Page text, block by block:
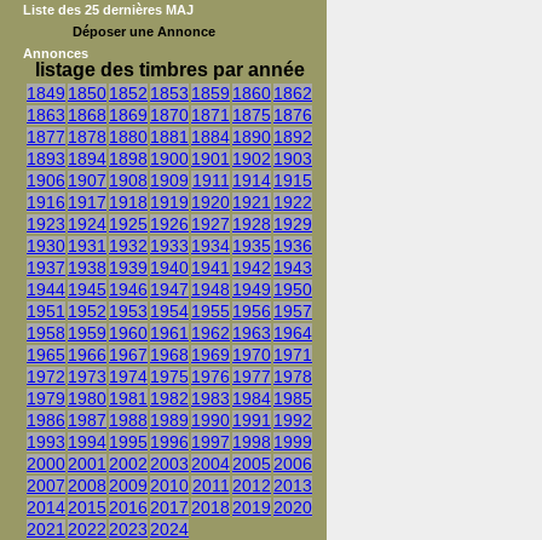
Liste des 25 dernières MAJ
Déposer une Annonce
Annonces
listage des timbres par année
1849 18501852 1853 1859 18601862
1863 1868 1869 18701871 1875 1876
1877 1878 18801881 188418901892
1893 18941898 19001901 1902 1903
1906 1907 1908 1909 1911 19141915
1916 1917 1918 1919 19201921 1922
1923 19241925 1926 1927 1928 1929
19301931 1932 1933 19341935 1936
1937 1938 1939 19401941 1942 1943
19441945 1946 1947 1948 1949 1950
1951 1952 1953 19541955 1956 1957
1958 1959 19601961 1962 1963 1964
1965 1966 1967 1968 1969 19701971
1972 1973 19741975 1976 1977 1978
1979 19801981 1982 1983 19841985
1986 1987 1988 1989 19901991 1992
1993 19941995 1996 1997 1998 1999
20002001 2002 2003 20042005 2006
2007 2008 2009 2010 2011 2012 2013
20142015 2016 2017 2018 2019 2020
2021 2022 2023 2024